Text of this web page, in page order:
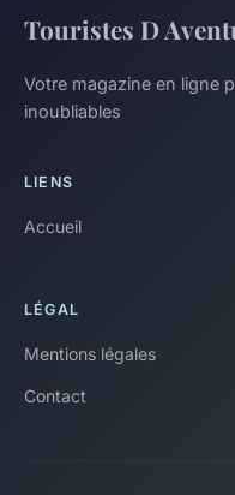
Touristes D
Votre magazine en ligne
inoubliables
LIENS
Accueil
LÉGAL
Mentions légales
Contact